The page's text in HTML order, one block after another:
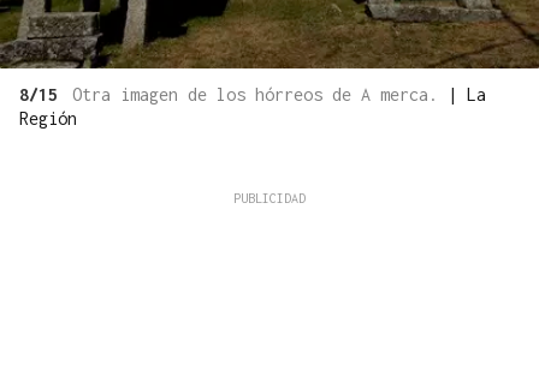
8/15 Otra imagen de los hórreos de A merca. | La
Región